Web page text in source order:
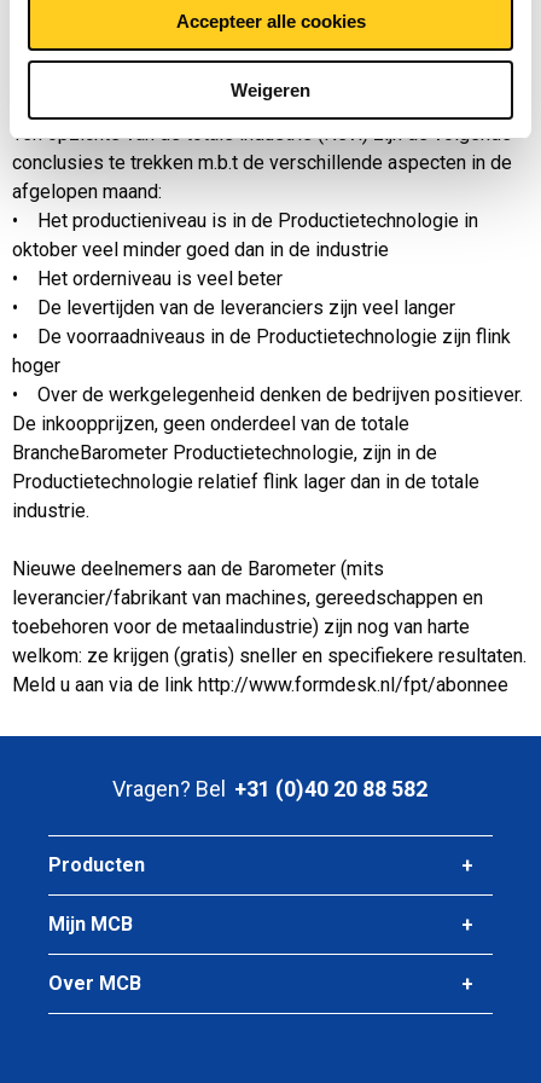
Accepteer alle cookies
Weigeren
BrancheBarometer Productietechnologie, nemen flink af
volgens de inkopers ten opzichte van vorige maand.
Ten opzichte van de totale industrie (Nevi) zijn de volgende
conclusies te trekken m.b.t de verschillende aspecten in de
afgelopen maand:
• Het productieniveau is in de Productietechnologie in
oktober veel minder goed dan in de industrie
• Het orderniveau is veel beter
• De levertijden van de leveranciers zijn veel langer
• De voorraadniveaus in de Productietechnologie zijn flink
hoger
• Over de werkgelegenheid denken de bedrijven positiever.
De inkoopprijzen, geen onderdeel van de totale
BrancheBarometer Productietechnologie, zijn in de
Productietechnologie relatief flink lager dan in de totale
industrie.
Nieuwe deelnemers aan de Barometer (mits
leverancier/fabrikant van machines, gereedschappen en
toebehoren voor de metaalindustrie) zijn nog van harte
welkom: ze krijgen (gratis) sneller en specifiekere resultaten.
Meld u aan via de link http://www.formdesk.nl/fpt/abonnee
Vragen? Bel +31 (0)40 20 88 582
Producten
Mijn MCB
Over MCB